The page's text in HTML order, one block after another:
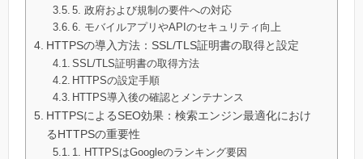
5. 政府および規制の要件への対応
6. モバイルアプリやAPIのセキュリティ向上
HTTPSの導入方法：SSL/TLS証明書の取得と設定
SSL/TLS証明書の取得方法
HTTPSの設定手順
HTTPS導入後の確認とメンテナンス
HTTPSによるSEO効果：検索エンジン最適化におけ
るHTTPSの重要性
1. HTTPSはGoogleのランキング要因